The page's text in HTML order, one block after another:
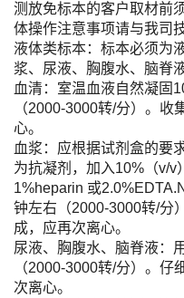
测放免标本的客户取材前
体操作注意事项请与我司
液体类标本：标本必须为
浆、尿液、胸腹水、脑脊
血清：室温血液自然凝固
（2000-3000转/分）。
心。
血浆：应根据试剂盒的要
为抗凝剂，加入10%（v/v
1%heparin 或
钟左右（2000-3000转/分
成，应再次离心。
尿液、胸腹水、脑脊液：
（2000-3000转/分）。
次离心。